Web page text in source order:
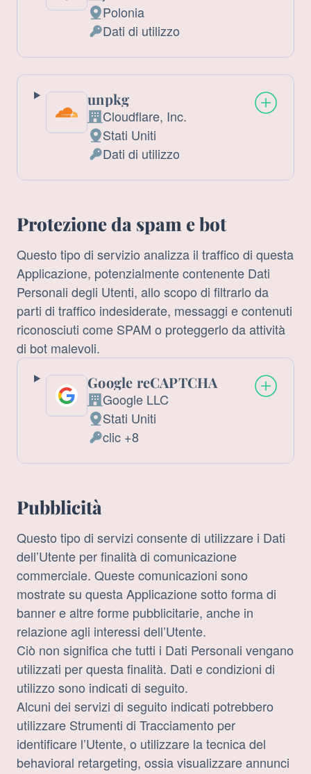
Luogo
del
trattamento:
Polonia
Dati
Personali
trattati:
Dati di utilizzo
unpkg
Azienda:
Cloudflare, Inc.
Luogo
del
trattamento:
Stati Uniti
Dati
Personali
Dati di utilizzo
Protezione da spam e bot
Questo tipo di servizio analizza il traffico di questa
Applicazione, potenzialmente contenente Dati
Personali degli Utenti, allo scopo di filtrarlo da
parti di traffico indesiderate, messaggi e contenuti
riconosciuti come SPAM o proteggerlo da attività
di bot malevoli.
Google reCAPTCHA
Azienda:
Google LLC
Luogo
del
trattamento:
Stati Uniti
Dati
Personali
clic +8
Pubblicità
Questo tipo di servizi consente di utilizzare i Dati
dell’Utente per finalità di comunicazione
commerciale. Queste comunicazioni sono
mostrate su questa Applicazione sotto forma di
banner e altre forme pubblicitarie, anche in
relazione agli interessi dell’Utente.
Ciò non significa che tutti i Dati Personali vengano
utilizzati per questa finalità. Dati e condizioni di
utilizzo sono indicati di seguito.
Alcuni dei servizi di seguito indicati potrebbero
utilizzare Strumenti di Tracciamento per
identificare l’Utente, o utilizzare la tecnica del
behavioral retargeting, ossia visualizzare annunci